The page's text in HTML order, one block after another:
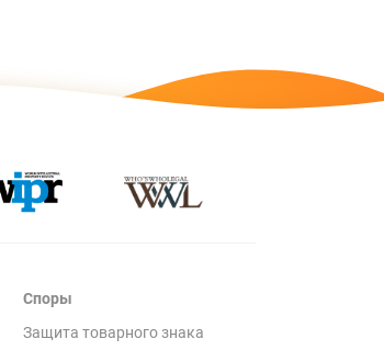
Споры
Защита товарного знака